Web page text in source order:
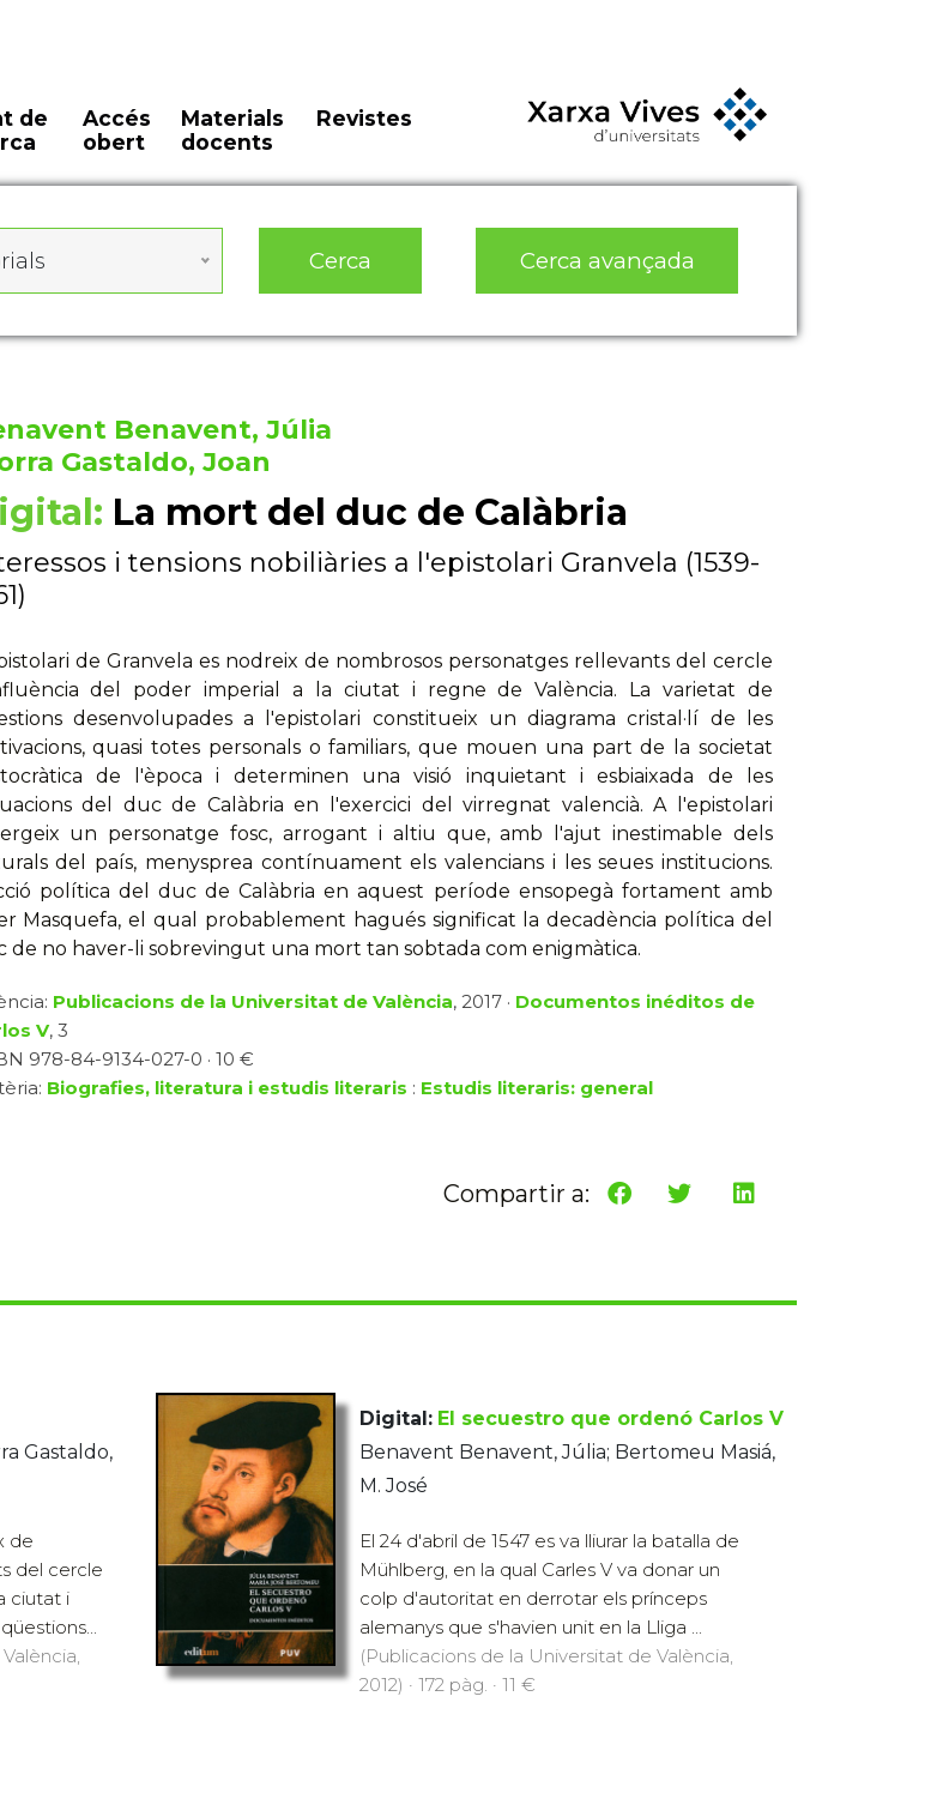
de
Accés
obert
Materials
docents
Revistes
Cerca Cerca avançada
Benavent, Júlia
Gastaldo, Joan
La mort del duc de Calàbria
i tensions nobiliàries a l'epistolari Granvela (1539-
de Granvela es nodreix de nombrosos personatges rellevants del cercle
del poder imperial a la ciutat i regne de València. La varietat de
desenvolupades a l'epistolari constitueix un diagrama cristal·lí de les
quasi totes personals o familiars, que mouen una part de la societat
de l'època i determinen una visió inquietant i esbiaixada de les
del duc de Calàbria en l'exercici del virregnat valencià. A l'epistolari
un personatge fosc, arrogant i altiu que, amb l'ajut inestimable dels
del país, menysprea contínuament els valencians i les seues institucions.
política del duc de Calàbria en aquest període ensopegà fortament amb
Masquefa, el qual probablement hagués significat la decadència política del
de no haver-li sobrevingut una mort tan sobtada com enigmàtica.
Publicacions de la Universitat de València, 2017 · Documentos inéditos de
V, 3
978-84-9134-027-0 · 10 €
Biografies, literatura i estudis literaris : Estudis literaris: general
Compartir a:
Gastaldo,
de
del cercle
ciutat i
Digital: El secuestro que ordenó Carlos V
Benavent Benavent, Júlia; Bertomeu Masiá,
M. José
El 24 d'abril de 1547 es va lliurar la batalla de
Mühlberg, en la qual Carles V va donar un
colp d'autoritat en derrotar els prínceps
alemanys que s'havien unit en la Lliga ...
(Publicacions de la Universitat de València,
2012) · 172 pàg. · 11 €